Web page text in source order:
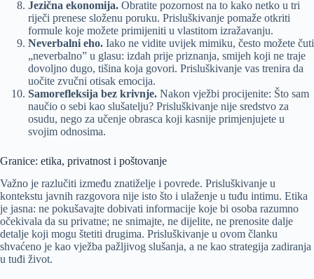
Jezična ekonomija. Obratite pozornost na to kako netko u tri
riječi prenese složenu poruku. Prisluškivanje pomaže otkriti
formule koje možete primijeniti u vlastitom izražavanju.
Neverbalni eho. Iako ne vidite uvijek mimiku, često možete čuti
„neverbalno” u glasu: izdah prije priznanja, smijeh koji ne traje
dovoljno dugo, tišina koja govori. Prisluškivanje vas trenira da
uočite zvučni otisak emocija.
Samorefleksija bez krivnje. Nakon vježbi procijenite: Što sam
naučio o sebi kao slušatelju? Prisluškivanje nije sredstvo za
osudu, nego za učenje obrasca koji kasnije primjenjujete u
svojim odnosima.
Granice: etika, privatnost i poštovanje
Važno je razlučiti između znatiželje i povrede. Prisluškivanje u
kontekstu javnih razgovora nije isto što i ulaženje u tuđu intimu. Etika
je jasna: ne pokušavajte dobivati informacije koje bi osoba razumno
očekivala da su privatne; ne snimajte, ne dijelite, ne prenosite dalje
detalje koji mogu štetiti drugima. Prisluškivanje u ovom članku
shvaćeno je kao vježba pažljivog slušanja, a ne kao strategija zadiranja
u tuđi život.